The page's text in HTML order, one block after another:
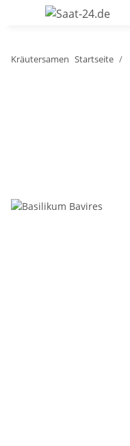
Kräutersamen Startseite